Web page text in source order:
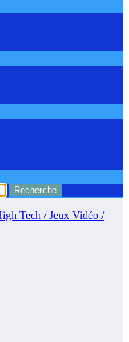
Tech / Jeux Vidéo /